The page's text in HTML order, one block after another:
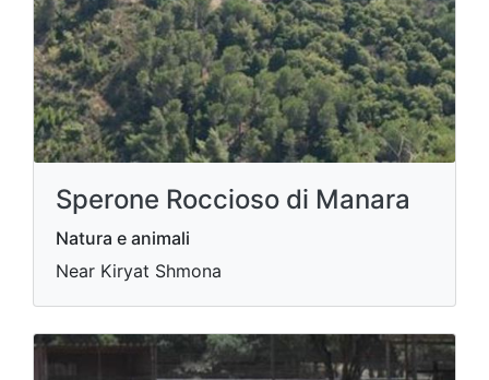
Sperone Roccioso di Manara
Natura e animali
Near Kiryat Shmona